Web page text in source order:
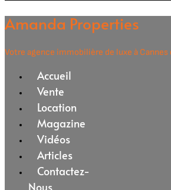
Amanda Properties
Votre agence immobilière de luxe à Cannes
Accueil
Vente
Location
Magazine
Vidéos
Articles
Contactez-
Nous